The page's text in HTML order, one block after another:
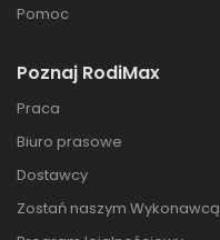
Pomoc
Poznaj RodiMax
Praca
Biuro prasowe
Dostawcy
Zostań naszym Wykonawcą